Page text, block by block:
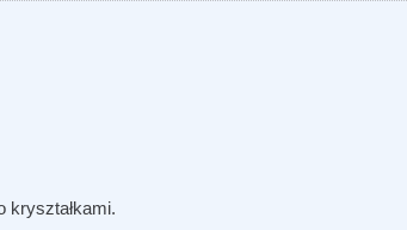
kryształkami.